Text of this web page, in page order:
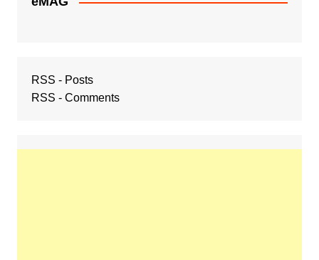
RSS - Posts
RSS - Comments